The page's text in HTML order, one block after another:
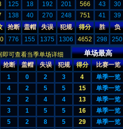
125 18 192 201 566 43
30
138 40 270 248 751 41
39
抢断 盖帽 失误 犯规 得分 胜
负
776 155 1375 1306 4652 298 250
单场最高
可查看当季单场详细
抢断 盖帽 失误 犯规 得分
比赛一览
1 0 2 3 4
单季一览
4 2 5 5 15
单季一览
2 2 4 4 13
单季一览
3 1 5 5 16
单季一览
5 2 8 5 29
单季一览